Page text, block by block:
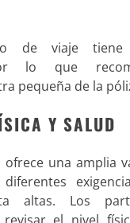
de viaje tiene
lo que
pequeña de la
Y SALUD
una amplia
altas. Los